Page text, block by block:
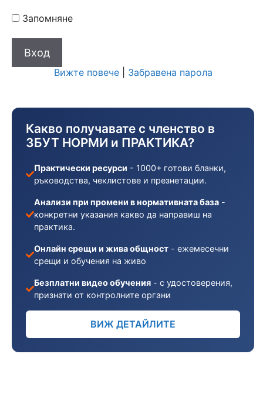
Запомняне
Вижте повече| Забравена парола
Какво получавате с членство в
ЗБУТ НОРМИ и ПРАКТИКА?
Практически ресурси - 1000+ готови бланки,
ръководства, чеклистове и презнетации.
Анализи при промени в нормативната база -
конкретни указания какво да направиш на
практика.
Онлайн срещи и жива общност - ежемесечни
срещи и обучения на живо
Безплатни видео обучения - с удостоверения,
признати от контролните органи
ВИЖ ДЕТАЙЛИТЕ